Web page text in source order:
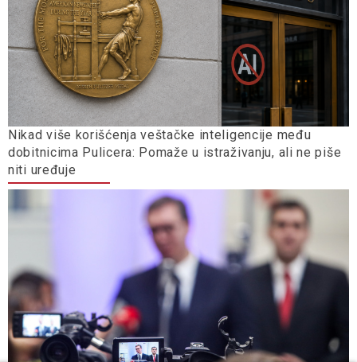
Nikad više korišćenja veštačke inteligencije među
dobitnicima Pulicera: Pomaže u istraživanju, ali ne piše
niti uređuje